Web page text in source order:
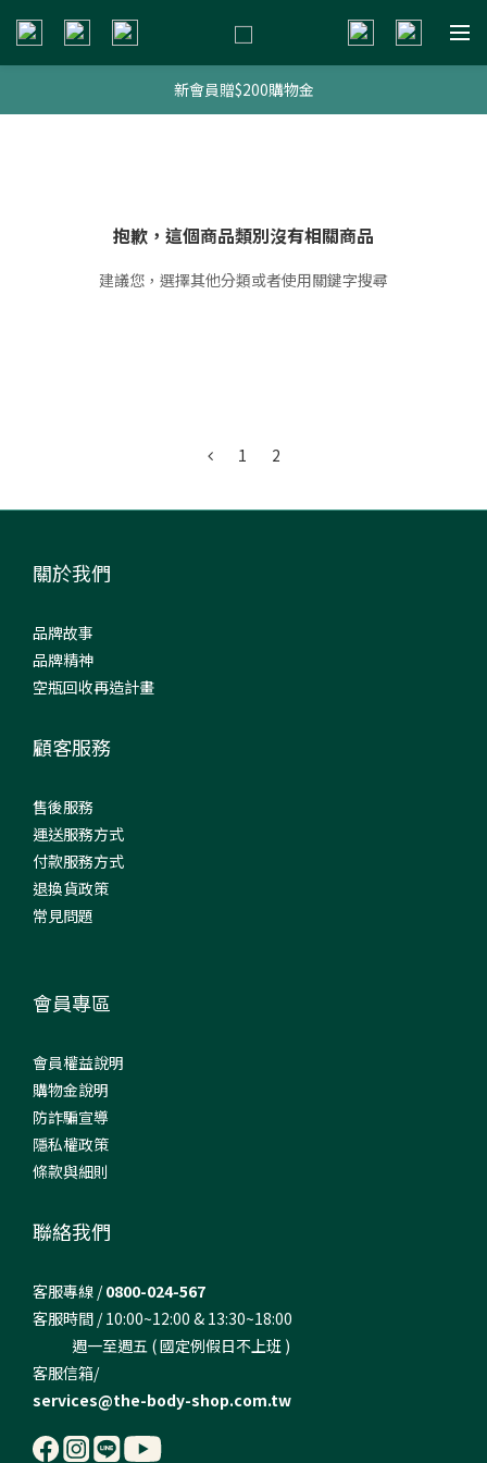
新會員贈$200購物金
新會員贈$200購物金
抱歉，這個商品類別沒有相關商品
建議您，選擇其他分類或者使用關鍵字搜尋
1 2
關於我們
品牌故事
品牌精神
空瓶回收再造計畫
顧客服務
售後服務
運送服務方式
付款服務方式
退換貨政策
常見問題
會員專區
會員權益說明
購物金說明
防詐騙宣導
隱私權政策
條款與細則
聯絡我們
客服專線 /0800-024-567
客服時間 / 10:00~12:00 & 13:30~18:00
週一至週五 ( 國定例假日不上班 )
客服信箱/
services@the-body-shop.com.tw